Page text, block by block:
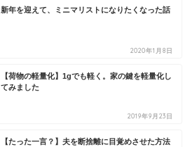
新年を迎えて、ミニマリストになりたくなった話
2020年1月8日
【荷物の軽量化】1gでも軽く。家の鍵を軽量化し
てみました
2019年9月23日
【たった一言？】夫を断捨離に目覚めさせた方法